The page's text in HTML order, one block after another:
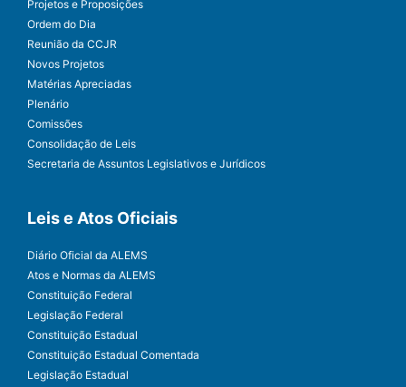
Projetos e Proposições
Ordem do Dia
Reunião da CCJR
Novos Projetos
Matérias Apreciadas
Plenário
Comissões
Consolidação de Leis
Secretaria de Assuntos Legislativos e Jurídicos
Leis e Atos Oficiais
Diário Oficial da ALEMS
Atos e Normas da ALEMS
Constituição Federal
Legislação Federal
Constituição Estadual
Constituição Estadual Comentada
Legislação Estadual